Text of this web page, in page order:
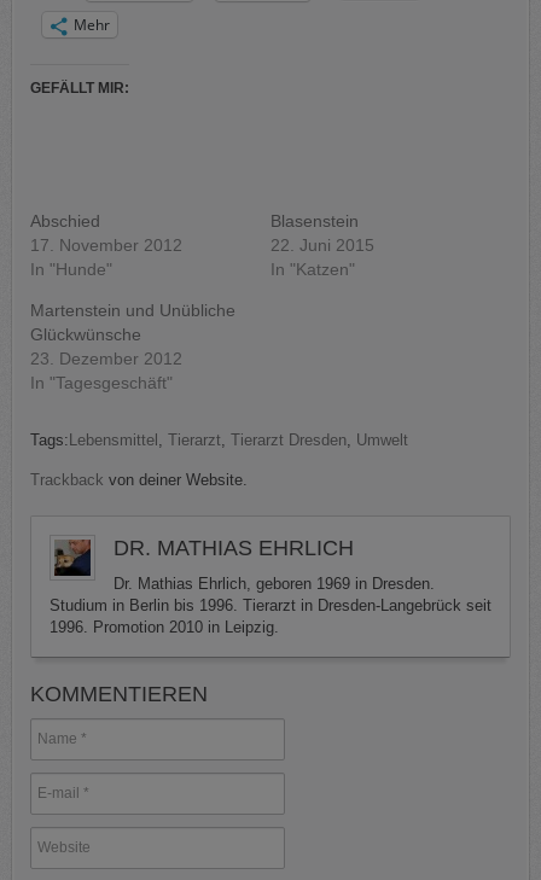
Mehr
GEFÄLLT MIR:
Abschied
17. November 2012
In "Hunde"
Blasenstein
22. Juni 2015
In "Katzen"
Martenstein und Unübliche
Glückwünsche
23. Dezember 2012
In "Tagesgeschäft"
Tags: Lebensmittel , Tierarzt, Tierarzt Dresden, Umwelt
Trackback von deiner Website.
DR. MATHIAS EHRLICH
Dr. Mathias Ehrlich, geboren 1969 in Dresden.
Studium in Berlin bis 1996. Tierarzt in Dresden-Langebrück seit
1996. Promotion 2010 in Leipzig.
KOMMENTIEREN